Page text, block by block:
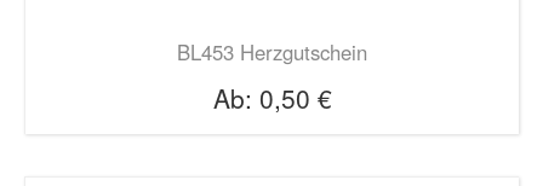
BL453 Herzgutschein
Ab: 0,50 €